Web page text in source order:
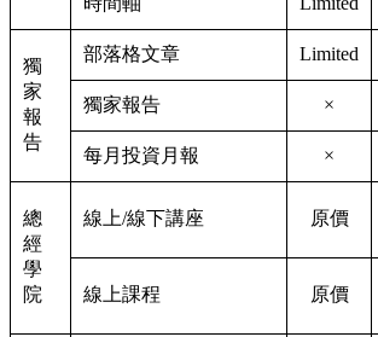
獨
家
報
告
部落格文章 Limited
獨家報告 ×
每月投資月報 ×
總
經
學
院
線上/線下講座 原價
線上課程 原價